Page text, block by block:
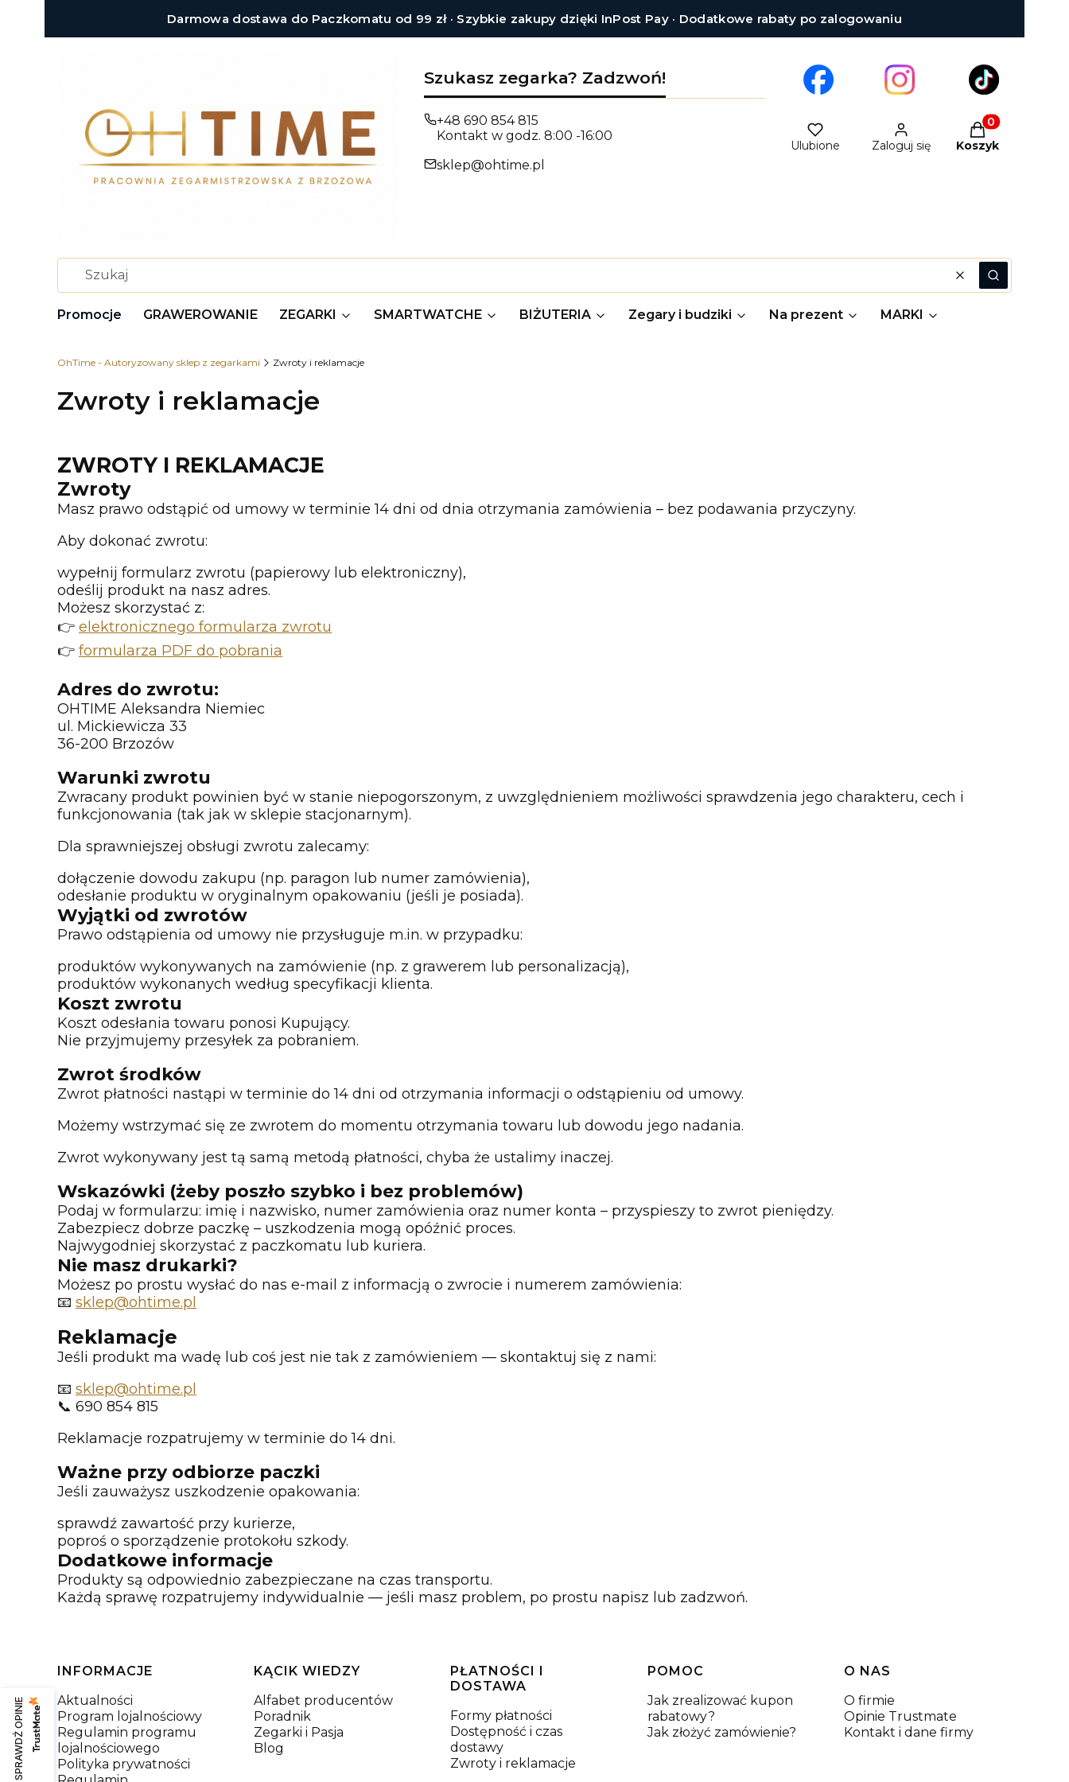
Darmowa dostawa do Paczkomatu od 99 zł · Szybkie zakupy dzięki InPost Pay · Dodatkowe rabaty po zalogowaniu
Szukasz zegarka? Zadzwoń!
+48 690 854 815
Kontakt w godz. 8:00 -16:00
sklep@ohtime.pl
Ulubione Zaloguj się
Produkty w
Koszyk
WyczyśćSzukaj
Promocje GRAWEROWANIE ZEGARKI SMARTWATCHE BIŻUTERIA Zegary i budziki Na prezent MARKI
OhTime - Autoryzowany sklep z zegarkami Zwroty i reklamacje
Zwroty i reklamacje
ZWROTY I REKLAMACJE
Zwroty
Masz prawo odstąpić od umowy w terminie 14 dni od dnia otrzymania zamówienia – bez podawania przyczyny.
Aby dokonać zwrotu:
wypełnij formularz zwrotu (papierowy lub elektroniczny),
odeślij produkt na nasz adres.
Możesz skorzystać z:
👉 elektronicznego formularza zwrotu
👉 formularza PDF do pobrania
Adres do zwrotu:
OHTIME Aleksandra Niemiec
ul. Mickiewicza 33
36-200 Brzozów
Warunki zwrotu
Zwracany produkt powinien być w stanie niepogorszonym, z uwzględnieniem możliwości sprawdzenia jego charakteru, cech i
funkcjonowania (tak jak w sklepie stacjonarnym).
Dla sprawniejszej obsługi zwrotu zalecamy:
dołączenie dowodu zakupu (np. paragon lub numer zamówienia),
odesłanie produktu w oryginalnym opakowaniu (jeśli je posiada).
Wyjątki od zwrotów
Prawo odstąpienia od umowy nie przysługuje m.in. w przypadku:
produktów wykonywanych na zamówienie (np. z grawerem lub personalizacją),
produktów wykonanych według specyfikacji klienta.
Koszt zwrotu
Koszt odesłania towaru ponosi Kupujący.
Nie przyjmujemy przesyłek za pobraniem.
Zwrot środków
Zwrot płatności nastąpi w terminie do 14 dni od otrzymania informacji o odstąpieniu od umowy.
Możemy wstrzymać się ze zwrotem do momentu otrzymania towaru lub dowodu jego nadania.
Zwrot wykonywany jest tą samą metodą płatności, chyba że ustalimy inaczej.
Wskazówki (żeby poszło szybko i bez problemów)
Podaj w formularzu: imię i nazwisko, numer zamówienia oraz numer konta – przyspieszy to zwrot pieniędzy.
Zabezpiecz dobrze paczkę – uszkodzenia mogą opóźnić proces.
Najwygodniej skorzystać z paczkomatu lub kuriera.
Nie masz drukarki?
Możesz po prostu wysłać do nas e-mail z informacją o zwrocie i numerem zamówienia:
📧 sklep@ohtime.pl
Reklamacje
Jeśli produkt ma wadę lub coś jest nie tak z zamówieniem — skontaktuj się z nami:
📧 sklep@ohtime.pl
📞 690 854 815
Reklamacje rozpatrujemy w terminie do 14 dni.
Ważne przy odbiorze paczki
Jeśli zauważysz uszkodzenie opakowania:
sprawdź zawartość przy kurierze,
poproś o sporządzenie protokołu szkody.
Dodatkowe informacje
Produkty są odpowiednio zabezpieczane na czas transportu.
Każdą sprawę rozpatrujemy indywidualnie — jeśli masz problem, po prostu napisz lub zadzwoń.
Linki w stopce
INFORMACJE
Aktualności
Program lojalnościowy
Regulamin programu
lojalnościowego
Polityka prywatności
KĄCIK WIEDZY
Alfabet producentów
Poradnik
Zegarki i Pasja
Blog
PŁATNOŚCI I
DOSTAWA
Formy płatności
Dostępność i czas
dostawy
Zwroty i reklamacje
POMOC
Jak zrealizować kupon
rabatowy?
Jak złożyć zamówienie?
O NAS
O firmie
Opinie Trustmate
Kontakt i dane firmy
SPRAWDŹ OPINIE